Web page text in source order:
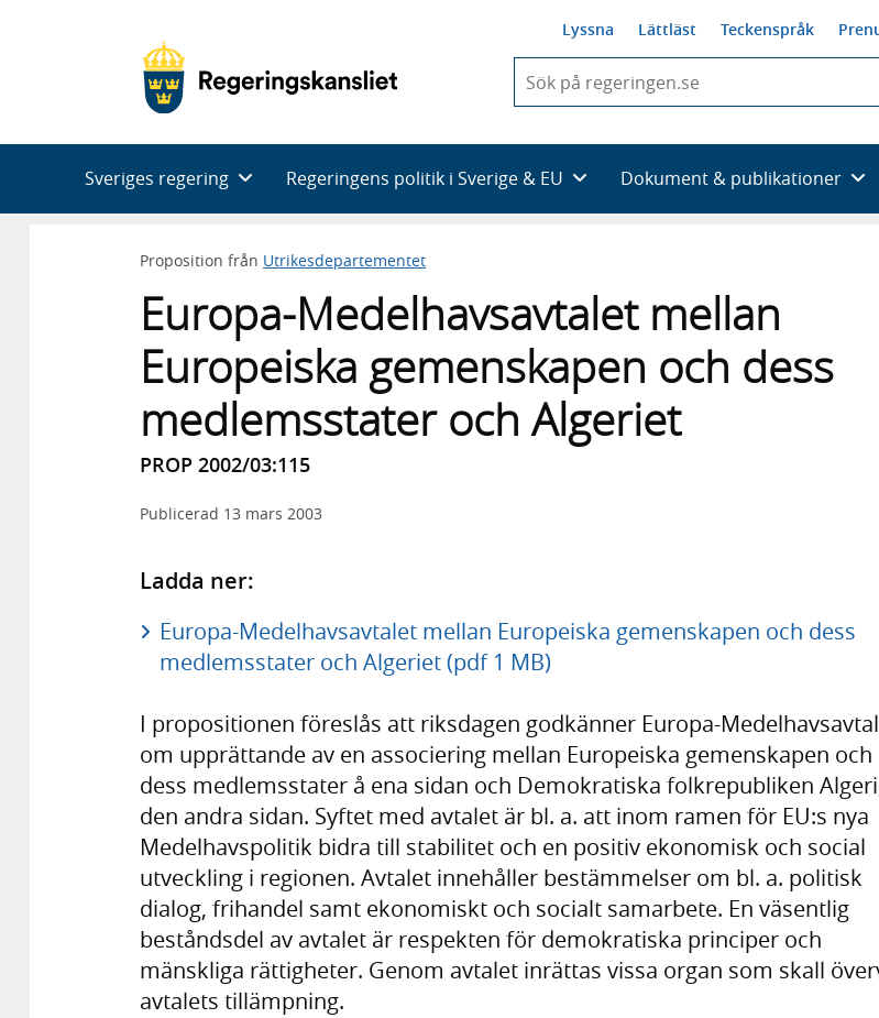
Lyssna Lättläst Teckenspråk
du
skriva
framträder
en
Sveriges regering Regeringens politik i Sverige & EU Dokument & publikationer
Proposition från Utrikesdepartementet
Europa-Medelhavsavtalet mellan
Europeiska gemenskapen och dess
medlemsstater och Algeriet
PROP 2002/03:115
Publicerad 13 mars 2003
Ladda ner:
Europa-Medelhavsavtalet mellan Europeiska gemenskapen och dess
medlemsstater och Algeriet (pdf 1 MB)
I propositionen föreslås att riksdagen godkänner Europa-
om upprättande av en associering mellan Europeiska gemenskapen och
dess medlemsstater å ena sidan och Demokratiska folkrepubliken
den andra sidan. Syftet med avtalet är bl. a. att inom ramen för EU:s nya
Medelhavspolitik bidra till stabilitet och en positiv ekonomisk och social
utveckling i regionen. Avtalet innehåller bestämmelser om bl. a. politisk
dialog, frihandel samt ekonomiskt och socialt samarbete. En väsentlig
beståndsdel av avtalet är respekten för demokratiska principer och
mänskliga rättigheter. Genom avtalet inrättas vissa organ som skall
avtalets tillämpning.